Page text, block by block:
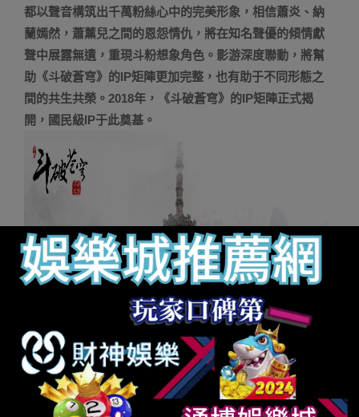
都以聲音構筑出千萬粉絲心中的完美形象，相信蕭炎、納
蘭嫣然，蕭薰兒之間的恩怨情仇，將在知名聲優的傾情獻
聲中展露無遺，重現斗粉想象角色。影游深度聯動，將幫
助《斗破蒼穹》的IP矩陣更加完整，也有助于不同形態之
間的共生共榮。2018年，《斗破蒼穹》的IP矩陣正式揭
開，國民級IP于此奠基。